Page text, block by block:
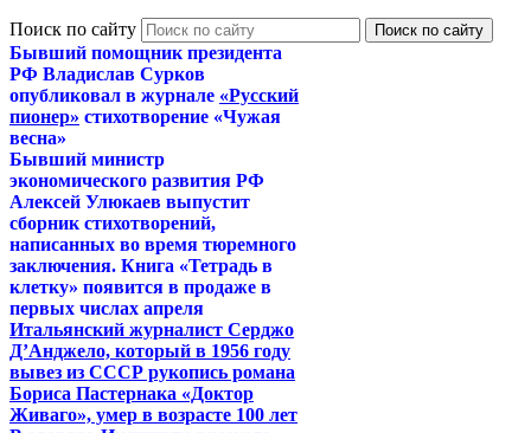
Поиск по сайту
Бывший помощник президента
РФ Владислав Сурков
опубликовал в журнале «Русский
пионер» стихотворение «Чужая
весна»
Бывший министр
экономического развития РФ
Алексей Улюкаев выпустит
сборник стихотворений,
написанных во время тюремного
заключения. Книга «Тетрадь в
клетку» появится в продаже в
первых числах апреля
Итальянский журналист Серджо
Д’Анджело, который в 1956 году
вывез из СССР рукопись романа
Бориса Пастернака «Доктор
Живаго», умер в возрасте 100 лет